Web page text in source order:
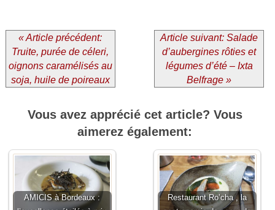
« Article précédent:
Truite, purée de céleri,
oignons caramélisés au
soja, huile de poireaux
Article suivant: Salade
d’aubergines rôties et
légumes d’été – Ixta
Belfrage »
Vous avez apprécié cet article? Vous
aimerez également:
AMICIS à Bordeaux :
Restaurant Ro’cha , la